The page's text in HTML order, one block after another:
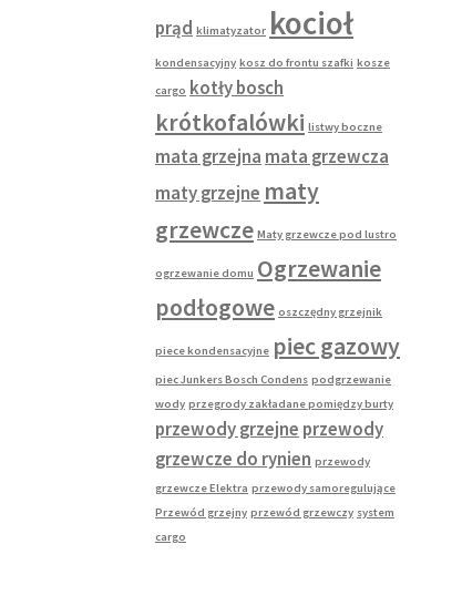
prąd klimatyzator kocioł
kondensacyjny kosz do frontu szafki kosze
cargo kotły bosch
krótkofalówki listwy boczne
mata grzejna mata grzewcza
maty grzejne maty
grzewcze Maty grzewcze pod lustro
ogrzewanie domu Ogrzewanie
podłogowe oszczędny grzejnik
piece kondensacyjne piec gazowy
piec Junkers Bosch Condens podgrzewanie
wody przegrody zakładane pomiędzy burty
przewody grzejne przewody
grzewcze do rynien przewody
grzewcze Elektra przewody samoregulujące
Przewód grzejny przewód grzewczy system
cargo